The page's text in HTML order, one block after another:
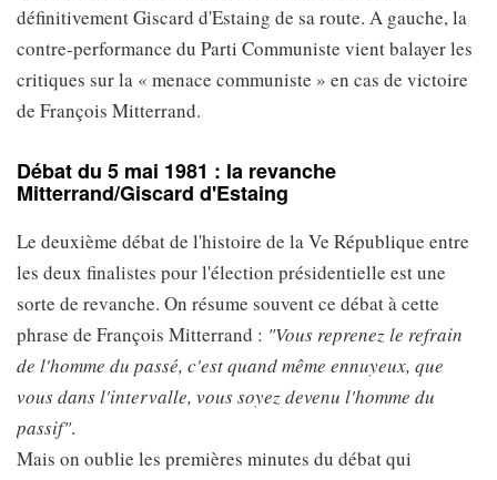
définitivement Giscard d'Estaing de sa route. A gauche, la
contre-performance du Parti Communiste vient balayer les
critiques sur la « menace communiste » en cas de victoire
de François Mitterrand.
Débat du 5 mai 1981 : la revanche
Mitterrand/Giscard d'Estaing
Le deuxième débat de l'histoire de la Ve République entre
les deux finalistes pour l'élection présidentielle est une
sorte de revanche. On résume souvent ce débat à cette
phrase de François Mitterrand : "Vous reprenez le refrain
de l'homme du passé, c'est quand même ennuyeux, que
vous dans l'intervalle, vous soyez devenu l'homme du
passif".
Mais on oublie les premières minutes du débat qui